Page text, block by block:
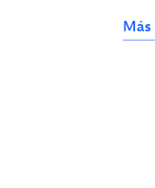
Más